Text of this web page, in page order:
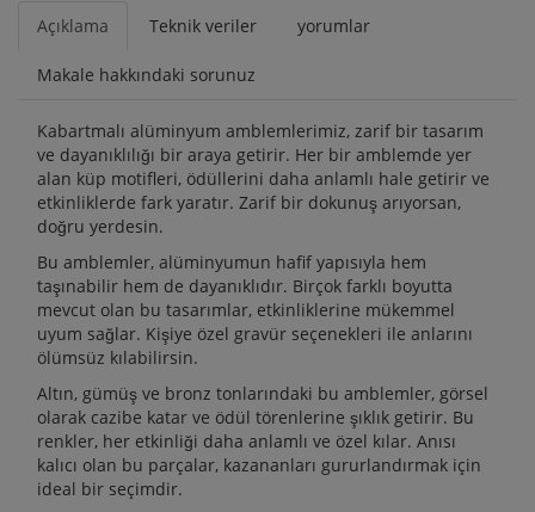
Açıklama Teknik veriler yorumlar
Makale hakkındaki sorunuz
Kabartmalı alüminyum amblemlerimiz, zarif bir tasarım
ve dayanıklılığı bir araya getirir. Her bir amblemde yer
alan küp motifleri, ödüllerini daha anlamlı hale getirir ve
etkinliklerde fark yaratır. Zarif bir dokunuş arıyorsan,
doğru yerdesin.
Bu amblemler, alüminyumun hafif yapısıyla hem
taşınabilir hem de dayanıklıdır. Birçok farklı boyutta
mevcut olan bu tasarımlar, etkinliklerine mükemmel
uyum sağlar. Kişiye özel gravür seçenekleri ile anlarını
ölümsüz kılabilirsin.
Altın, gümüş ve bronz tonlarındaki bu amblemler, görsel
olarak cazibe katar ve ödül törenlerine şıklık getirir. Bu
renkler, her etkinliği daha anlamlı ve özel kılar. Anısı
kalıcı olan bu parçalar, kazananları gururlandırmak için
ideal bir seçimdir.